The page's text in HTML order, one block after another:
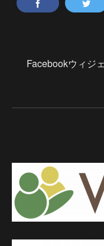
Facebookウィジ